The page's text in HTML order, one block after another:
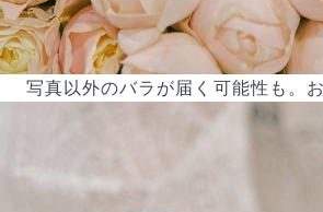
写真以外のバラが届く可能性も。